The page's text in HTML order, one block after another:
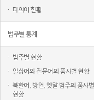
다의어 현황
범주별 통계
범주별 현황
일상어와 전문어의 품사별 현황
북한어, 방언, 옛말 범주의 품사별
현황